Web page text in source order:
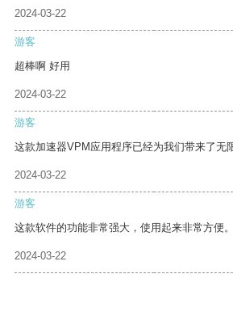
2024-03-22
游客
超棒啊 好用
2024-03-22
游客
这款加速器VPM应用程序已经为我们带来了无
2024-03-22
游客
这款软件的功能非常强大，使用起来非常方便。
2024-03-22